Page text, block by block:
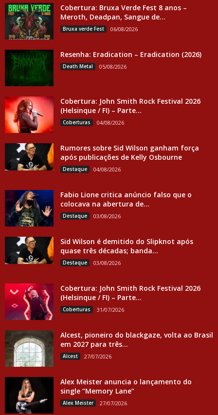
Cobertura: Bruxa Verde Fest 8 anos –
Meroth, Deadpan, Sangue de...
Bruxa verde Fest 06/08/2026
Resenha: Eradication – Eradication (2026)
Death Metal 05/08/2026
Cobertura: John Smith Rock Festival 2026
(Helsinque / FI) – Parte...
Coberturas 04/08/2026
Rumores sobre Sid Wilson ganham força
após publicações de Kelly Osbourne
Destaque 04/08/2026
Fabio Lione critica anúncio falso que o
colocava na abertura de...
Destaque 03/08/2026
Sid Wilson é demitido do Slipknot após
quase três décadas; banda...
Destaque 03/08/2026
Cobertura: John Smith Rock Festival 2026
(Helsinque / FI) – Parte...
Coberturas 31/07/2026
Alcest, pioneiro do blackgaze, volta ao Brasil
em 2027 para três...
Alcest 27/07/2026
Alex Meister anuncia o lançamento do
single “Memory Lane”
Alex Meister 27/07/2026